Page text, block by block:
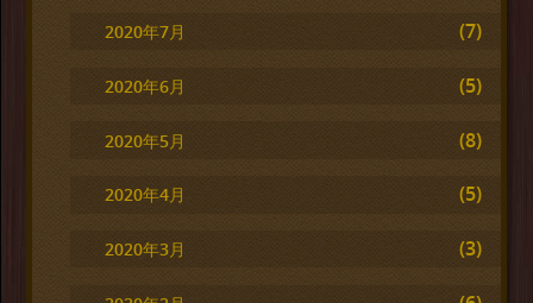
2020年7月 (7)
2020年6月 (5)
2020年5月 (8)
2020年4月 (5)
2020年3月 (3)